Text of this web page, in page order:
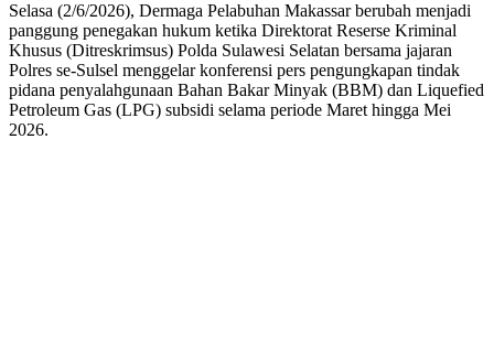
Selasa (2/6/2026), Dermaga Pelabuhan Makassar berubah menjadi
panggung penegakan hukum ketika Direktorat Reserse Kriminal
Khusus (Ditreskrimsus) Polda Sulawesi Selatan bersama jajaran
Polres se-Sulsel menggelar konferensi pers pengungkapan tindak
pidana penyalahgunaan Bahan Bakar Minyak (BBM) dan Liquefied
Petroleum Gas (LPG) subsidi selama periode Maret hingga Mei
2026.